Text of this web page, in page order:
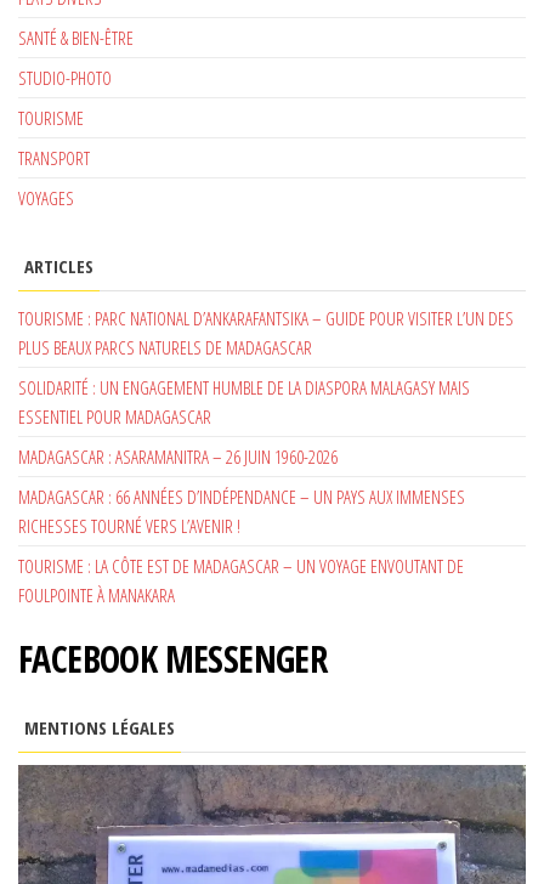
SANTÉ & BIEN-ÊTRE
STUDIO-PHOTO
TOURISME
TRANSPORT
VOYAGES
ARTICLES
TOURISME : PARC NATIONAL D’ANKARAFANTSIKA – GUIDE POUR VISITER L’UN DES
PLUS BEAUX PARCS NATURELS DE MADAGASCAR
SOLIDARITÉ : UN ENGAGEMENT HUMBLE DE LA DIASPORA MALAGASY MAIS
ESSENTIEL POUR MADAGASCAR
MADAGASCAR : ASARAMANITRA – 26 JUIN 1960-2026
MADAGASCAR : 66 ANNÉES D’INDÉPENDANCE – UN PAYS AUX IMMENSES
RICHESSES TOURNÉ VERS L’AVENIR !
TOURISME : LA CÔTE EST DE MADAGASCAR – UN VOYAGE ENVOUTANT DE
FOULPOINTE À MANAKARA
FACEBOOK MESSENGER
MENTIONS LÉGALES